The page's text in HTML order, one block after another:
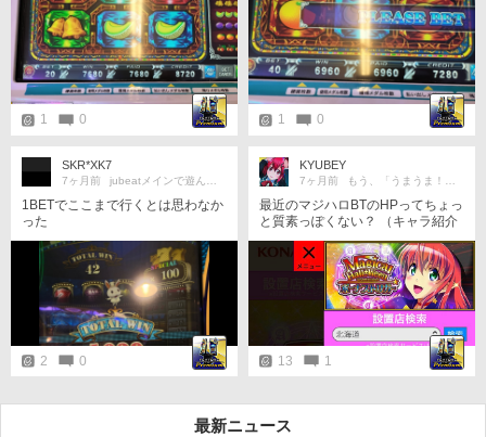
1 0 1 0
SKR*XK7
7ヶ月前 jubeatメインで遊んでるよ☆
1BETでここまで行くとは思わなか
った
2 0
KYUBEY
7ヶ月前 もう、「うまうま！」にゃ！！
最近のマジハロBTのHPってちょっ
と質素っぽくない？ （キャラ紹介
13 1
最新ニュース